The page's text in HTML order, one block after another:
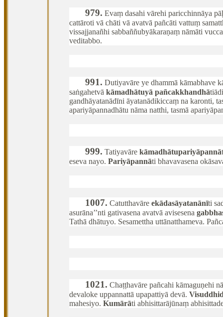
979. Evaṃ dasahi vārehi paricchinnāya
cattāroti vā chāti vā avatvā pañcāti vattuṃ
vissajjanañhi sabbaññubyākaraṇaṃ nāmāti
veditabbo.
991. Dutiyavāre ye dhammā kāmabhave
saṅgahetvā kāmadhātuyā pañcakkhandhā
gandhāyatanādīni āyatanādikiccaṃ na karonti,
apariyāpannadhātu nāma natthi, tasmā
999. Tatiyavāre kāmadhātupariyāpannā
eseva nayo. Pariyāpannāti bhavavasena
1007. Catutthavāre ekādasāyatanānīti
asurāna’’nti gativasena avatvā avisesena
Tathā dhātuyo. Sesamettha uttānatthameva.
1021. Chaṭṭhavāre pañcahi kāmaguṇehi
devaloke uppannattā upapattiyā devā.
mahesiyo. Kumārāti abhisittarājūnaṃ